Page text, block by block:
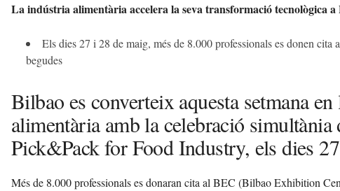
La indústria alimentària accelera la seva transformació tecnològica
Els dies 27 i 28 de maig, més de 8.000 professionals es donen
begudes
Bilbao es converteix aquesta setmana
alimentària amb la celebració
Pick&Pack for Food Industry, els dies
Més de 8.000 professionals es donaran cita al BEC (Bilbao Exhibition